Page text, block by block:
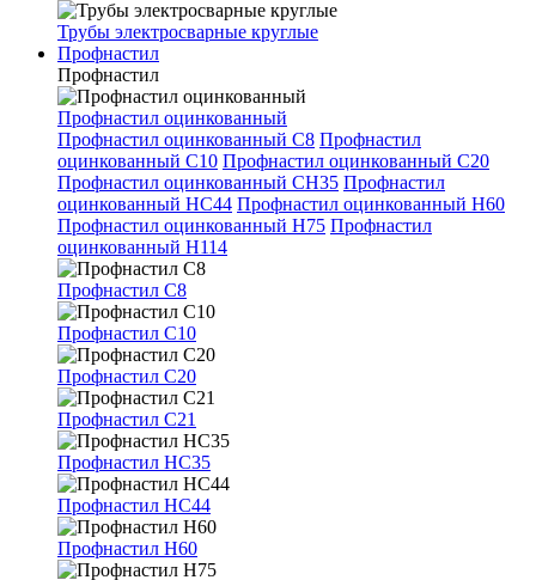
Трубы электросварные круглые
Профнастил
Профнастил
Профнастил оцинкованный
Профнастил оцинкованный С8 Профнастил
оцинкованный С10 Профнастил оцинкованный С20
Профнастил оцинкованный СН35 Профнастил
оцинкованный НС44 Профнастил оцинкованный Н60
Профнастил оцинкованный Н75 Профнастил
оцинкованный Н114
Профнастил С8
Профнастил С10
Профнастил С20
Профнастил С21
Профнастил НС35
Профнастил НС44
Профнастил Н60